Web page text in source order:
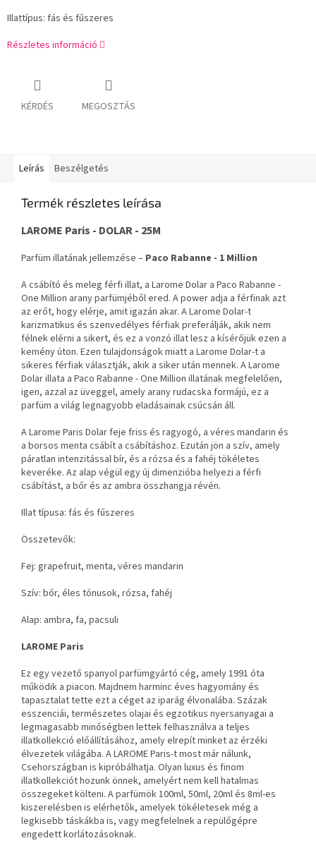
Illattípus: fás és fűszeres
Részletes információ
KÉRDÉS MEGOSZTÁS
Leírás Beszélgetés
Termék részletes leírása
LAROME Paris - DOLAR - 25M
Parfüm illatának jellemzése – Paco Rabanne - 1 Million
A csábító és meleg férfi illat, a Larome Dolar a Paco Rabanne -
One Million arany parfümjéből ered. A power adja a férfinak azt
az erőt, hogy elérje, amit igazán akar. A Larome Dolar-t
karizmatikus és szenvedélyes férfiak preferálják, akik nem
félnek elérni a sikert, és ez a vonzó illat lesz a kísérőjük ezen a
kemény úton. Ezen tulajdonságok miatt a Larome Dolar-t a
sikeres férfiak választják, akik a siker után mennek. A Larome
Dolar illata a Paco Rabanne - One Million illatának megfelelően,
igen, azzal az üveggel, amely arany rudacska formájú, ez a
parfüm a világ legnagyobb eladásainak csúcsán áll.
A Larome Paris Dolar feje friss és ragyogó, a véres mandarin és
a borsos menta csábít a csábításhoz. Ezután jön a szív, amely
páratlan intenzitással bír, és a rózsa és a fahéj tökéletes
keveréke. Az alap végül egy új dimenzióba helyezi a férfi
csábítást, a bőr és az ambra összhangja révén.
Illat típusa: fás és fűszeres
Összetevők:
Fej: grapefruit, menta, véres mandarin
Szív: bőr, éles tónusok, rózsa, fahéj
Alap: ambra, fa, pacsuli
LAROME Paris
Ez egy vezető spanyol parfümgyártó cég, amely 1991 óta
működik a piacon. Majdnem harminc éves hagyomány és
tapasztalat tette ezt a céget az iparág élvonalába. Százak
esszenciái, természetes olajai és egzotikus nyersanyagai a
legmagasabb minőségben lettek felhasználva a teljes
illatkollekció előállításához, amely elrepít minket az érzéki
élvezetek világába. A LAROME Paris-t most már nálunk,
Csehországban is kipróbálhatja. Olyan luxus és finom
illatkollekciót hozunk önnek, amelyért nem kell hatalmas
összegeket költeni. A parfümök 100ml, 50ml, 20ml és 8ml-es
kiszerelésben is elérhetők, amelyek tökéletesek még a
legkisebb táskákba is, vagy megfelelnek a repülőgépre
engedett korlátozásoknak.